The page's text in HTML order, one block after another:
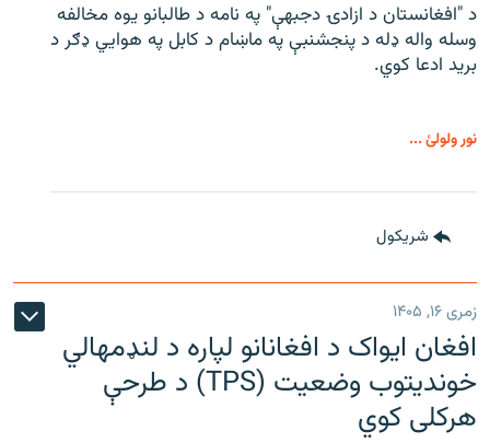
د "افغانستان د ازادۍ دجبهې" په نامه د طالبانو یوه مخالفه
وسله واله ډله د پنجشنبې په ماښام د کابل په هوايي ډګر د
برید ادعا کوي.
نور ولولئ ...
شريکول
زمری ۱۶, ۱۴۰۵
افغان ایواک د افغانانو لپاره د لنډمهالي
خوندیتوب وضعیت (TPS) د طرحې
هرکلی کوي